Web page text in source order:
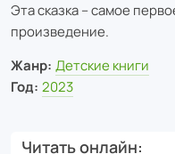
Эта сказка – самое
произведение.
Жанр: Детские книги
Год: 2023
Читать онлайн